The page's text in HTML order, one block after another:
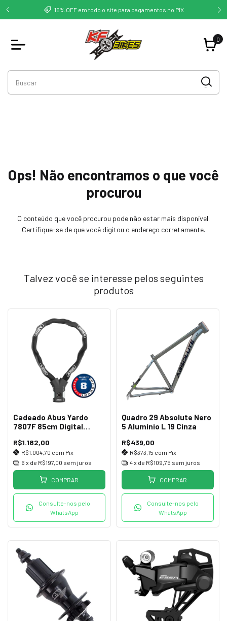
- 15% OFF em todo o site para pagamentos no PIX
0
Ops! Não encontramos o que você
procurou
O conteúdo que você procurou pode não estar mais disponível.
Certifique-se de que você digitou o endereço corretamente.
Talvez você se interesse pelos seguintes
produtos
Cadeado Abus Yardo
7807F 85cm Digital
R$1.182,00
R$1.004,70 com Pix
6 x de R$197,00 sem juros
COMPRAR
Consulte-nos pelo
WhatsApp
Quadro 29 Absolute Nero
5 Alumínio L 19 Cinza
R$439,00
R$373,15 com Pix
4x de R$109,75 sem juros
COMPRAR
Consulte-nos pelo
WhatsApp